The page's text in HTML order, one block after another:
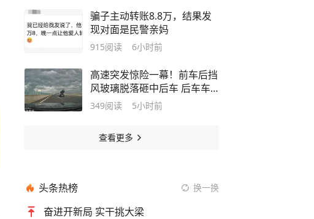
骗子主动转账8.8万，结果发
现对面是民警亲妈
915阅读 6小时前
高速突发惊险一幕！前车后挡
风玻璃脱落砸中后车 后车车
主发声：事故原因仍不清楚
349阅读 5小时前
查看更多
头条热榜 换一换
奋进开新局 实干挑大梁